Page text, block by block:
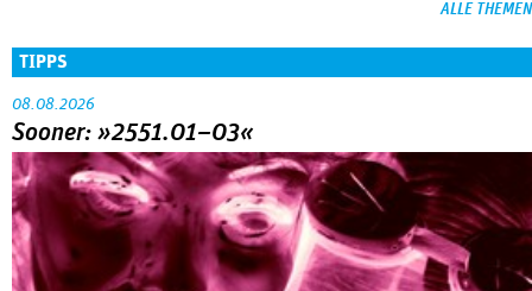
ALLE THEMEN
TIPPS
08.08.2026
Sooner: »2551.01–03«